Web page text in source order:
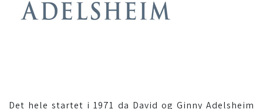
Det hele startet i 1971 da David og Ginny Adelsheim